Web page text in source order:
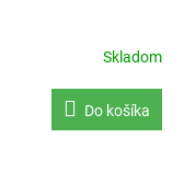
Skladom
Do košíka